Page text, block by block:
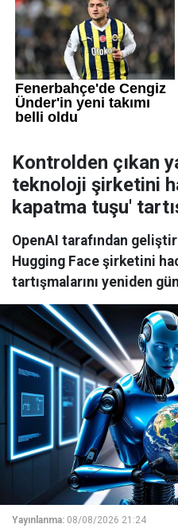
Kontrolden çıkan
teknoloji şirketini
kapatma tuşu'
OpenAI tarafından
Hugging Face şirketini
tartışmalarını yeniden
Yayınlanma: 08/08/2026 21:24